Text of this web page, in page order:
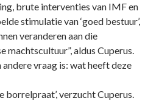
brute interventies van IMF en
stimulatie van ‘goed bestuur’,
veranderen aan die
aldus Cuperus.
andere vraag is: wat heeft deze
borrelpraat’, verzucht Cuperus.